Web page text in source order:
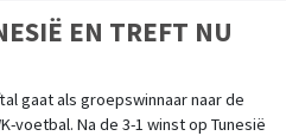
EN TREFT NU
gaat als groepswinnaar naar de
voetbal. Na de 3-1 winst op Tunesië